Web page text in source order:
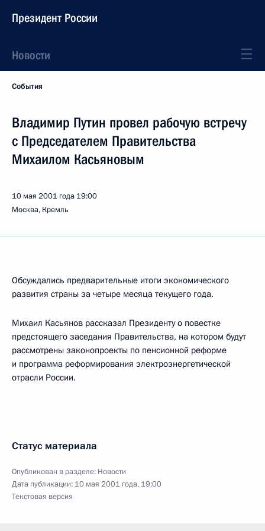
Президент России
Новости
События
Владимир Путин провел рабочую встречу
с Председателем Правительства
Михаилом Касьяновым
10 мая 2001 года 19:00
Москва, Кремль
Обсуждались предварительные итоги экономического
развития страны за четыре месяца текущего года.
Михаил Касьянов рассказал Президенту о повестке
предстоящего заседания Правительства, на котором будут
рассмотрены законопроекты по пенсионной реформе
и программа реформирования электроэнергетической
отрасли России.
Статус материала
Опубликован в разделе: Новости
Дата публикации: 10 мая 2001 года, 19:00
Текстовая версия